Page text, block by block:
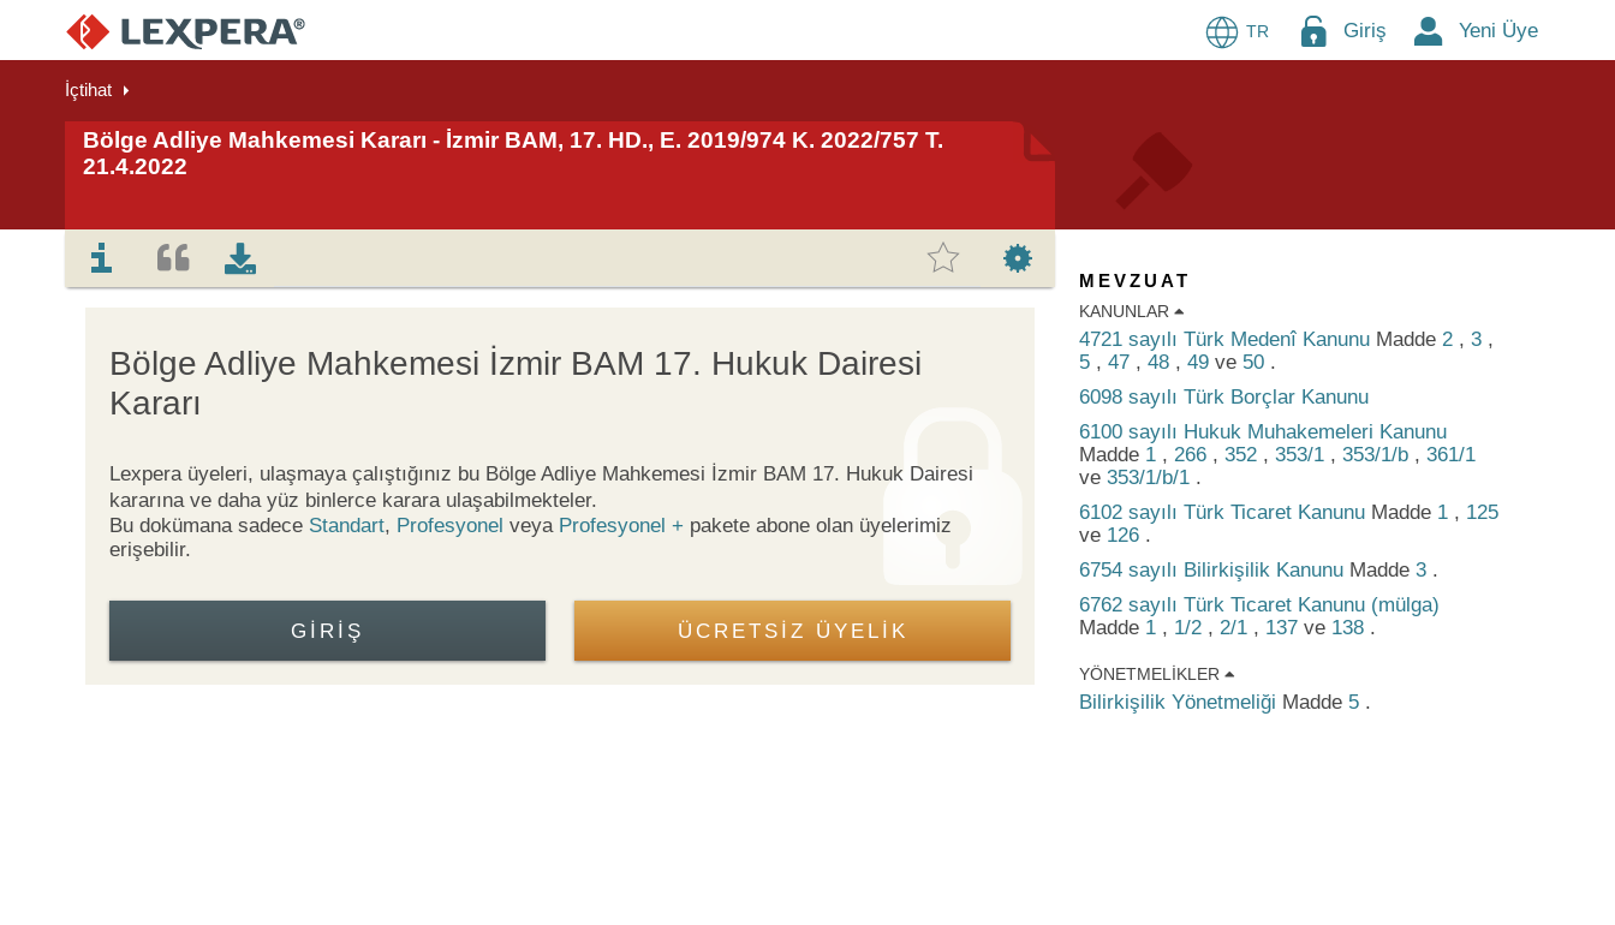
TR Giriş Yeni Üye
İçtihat
Bölge Adliye Mahkemesi Kararı - İzmir BAM, 17. HD., E. 2019/974 K. 2022/757 T.
21.4.2022
Bölge Adliye Mahkemesi İzmir BAM 17. Hukuk Dairesi
Kararı
Lexpera üyeleri, ulaşmaya çalıştığınız bu Bölge Adliye Mahkemesi İzmir BAM 17. Hukuk Dairesi
kararına ve daha yüz binlerce karara ulaşabilmekteler.
Bu dokümana sadece Standart, Profesyonel veya Profesyonel + pakete abone olan üyelerimiz
erişebilir.
GIRIŞ ÜCRETSİZ ÜYELİK
MEVZUAT
KANUNLAR
4721 sayılı Türk Medenî Kanunu Madde 2 , 3 ,
5 , 47 , 48 , 49 ve 50 .
6098 sayılı Türk Borçlar Kanunu
6100 sayılı Hukuk Muhakemeleri Kanunu
Madde 1 , 266 , 352 , 353/1 , 353/1/b , 361/1
ve 353/1/b/1 .
6102 sayılı Türk Ticaret Kanunu Madde 1 , 125
ve 126 .
6754 sayılı Bilirkişilik Kanunu Madde 3 .
6762 sayılı Türk Ticaret Kanunu (mülga)
Madde 1 , 1/2 , 2/1 , 137 ve 138 .
YÖNETMELIKLER
Bilirkişilik Yönetmeliği Madde 5 .